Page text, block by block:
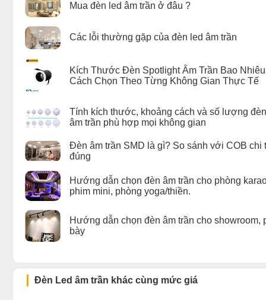
Mua đèn led âm trần ở đâu ?
Các lỗi thường gặp của đèn led âm trần
Kích Thước Đèn Spotlight Âm Trần Bao
Cách Chọn Theo Từng Không Gian Thực Tế
Tính kích thước, khoảng cách và số lượng
âm trần phù hợp mọi không gian
Đèn âm trần SMD là gì? So sánh với COB chi
đúng
Hướng dẫn chọn đèn âm trần cho phòng
phim mini, phòng yoga/thiền.
Hướng dẫn chọn đèn âm trần cho showroom,
bày
Đèn Led âm trần khác cùng mức giá